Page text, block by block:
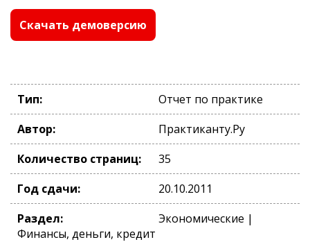
Скачать демоверсию
Тип:
Отчет по практике
Автор:
Практиканту.Ру
Количество страниц:
35
Год сдачи:
20.10.2011
Раздел:
Экономические |
Финансы, деньги, кредит